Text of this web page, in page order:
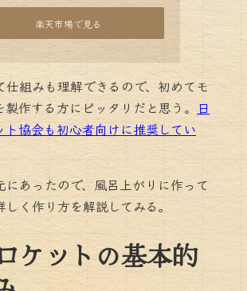
楽天市場で見る
仕組みも理解できるので、初めてモ
製作する方にピッタリだと思う 。 日
ト協会も初心者向けに推奨してい
あったので、風呂上がりに作って
く作り方を解説してみる。
ケットの基本的